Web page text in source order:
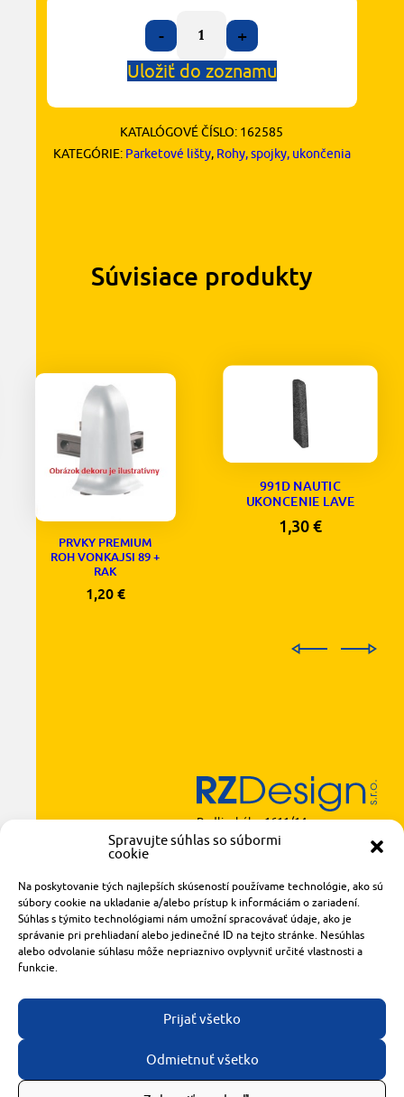
Spravujte súhlas so súbormi
cookie
Na poskytovanie tých najlepších skúseností používame technológie, ako sú
súbory cookie na ukladanie a/alebo prístup k informáciám o zariadení.
Súhlas s týmito technológiami nám umožní spracovávať údaje, ako je
správanie pri prehliadaní alebo jedinečné ID na tejto stránke. Nesúhlas
alebo odvolanie súhlasu môže nepriaznivo ovplyvniť určité vlastnosti a
funkcie.
Prijať všetko
Odmietnuť všetko
-
+
Uložiť do zoznamu
KATALÓGOVÉ ČÍSLO: 162585
KATEGÓRIE: Parketové lišty, Rohy, spojky, ukončenia
Súvisiace produkty
PRVKY PREMIUM
ROH VONKAJSI 89 +
RAK
1,20 €
991D NAUTIC
UKONCENIE LAVE
1,30€
Radlinského 1611/14
921 01 Piešťany
+421 905 119 087
made with
bytomashalo.com